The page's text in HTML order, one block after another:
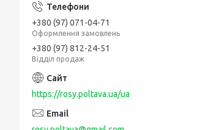
+380 (97) 071-04-71
Оформлення замовлень
+380 (97) 812-24-51
Відділ продаж
https://rosy.poltava.ua/ua